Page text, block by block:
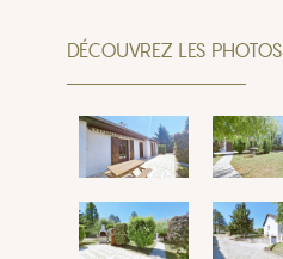
DÉCOUVREZ LES PHOTOS